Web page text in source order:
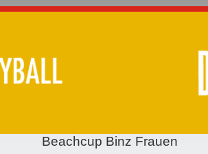
Beachcup Binz Frauen